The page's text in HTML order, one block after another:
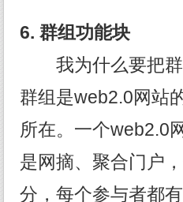
6. 群组功能块
我为什么要把群
群组是web2.0网站
所在。一个web2.0
是网摘、聚合门户
分，每个参与者都